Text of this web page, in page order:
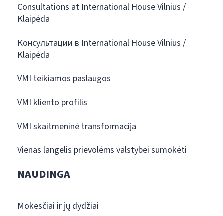
Consultations at International House Vilnius /
Klaipėda
Консультации в International House Vilnius /
Klaipėda
VMI teikiamos paslaugos
VMI kliento profilis
VMI skaitmeninė transformacija
Vienas langelis prievolėms valstybei sumokėti
NAUDINGA
Mokesčiai ir jų dydžiai